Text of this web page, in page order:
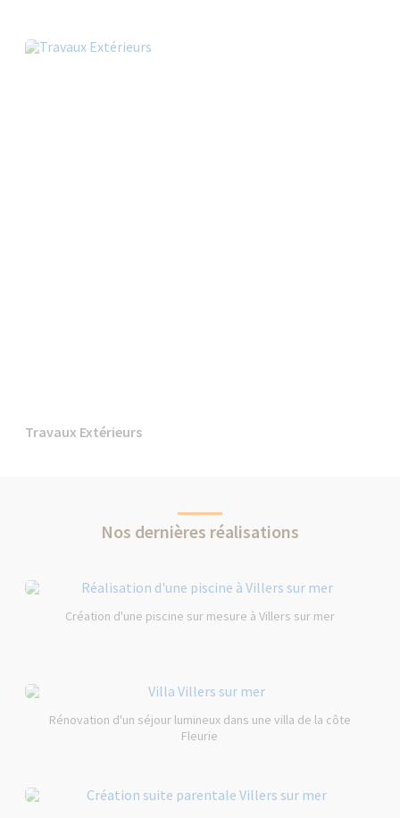
Travaux Extérieurs
Nos dernières réalisations
Création d'une piscine sur mesure à Villers sur mer
Rénovation d'un séjour lumineux dans une villa de la côte
Fleurie